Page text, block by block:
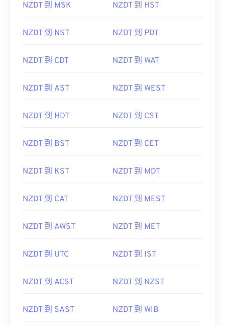
NZDT 到 MSK NZDT 到 HST
NZDT 到 NST NZDT 到 PDT
NZDT 到 CDT NZDT 到 WAT
NZDT 到 AST NZDT 到 WEST
NZDT 到 HDT NZDT 到 CST
NZDT 到 BST NZDT 到 CET
NZDT 到 KST NZDT 到 MDT
NZDT 到 CAT NZDT 到 MEST
NZDT 到 AWST NZDT 到 MET
NZDT 到 UTC NZDT 到 IST
NZDT 到 ACST NZDT 到 NZST
NZDT 到 SAST NZDT 到 WIB